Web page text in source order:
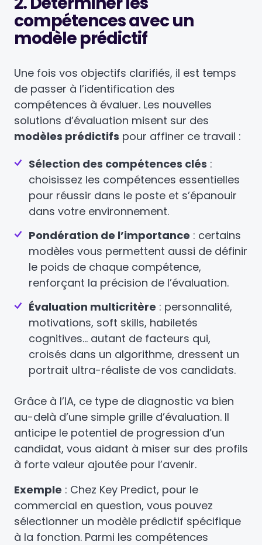
compétences avec un
modèle prédictif
Une fois vos objectifs clarifiés, il est temps
de passer à l’identification des
compétences à évaluer. Les nouvelles
solutions d’évaluation misent sur des
modèles prédictifs pour affiner ce travail :
Sélection des compétences clés :
choisissez les compétences essentielles
pour réussir dans le poste et s’épanouir
dans votre environnement.
Pondération de l’importance : certains
modèles vous permettent aussi de définir
le poids de chaque compétence,
renforçant la précision de l’évaluation.
Évaluation multicritère : personnalité,
motivations, soft skills, habiletés
cognitives… autant de facteurs qui,
croisés dans un algorithme, dressent un
portrait ultra-réaliste de vos candidats.
Grâce à l’IA, ce type de diagnostic va bien
au-delà d’une simple grille d’évaluation. Il
anticipe le potentiel de progression d’un
candidat, vous aidant à miser sur des profils
à forte valeur ajoutée pour l’avenir.
Exemple : Chez Key Predict, pour le
commercial en question, vous pouvez
sélectionner un modèle prédictif spécifique
à la fonction. Parmi les compétences